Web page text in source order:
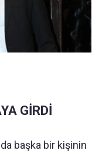
GİRDİ
başka bir kişinin